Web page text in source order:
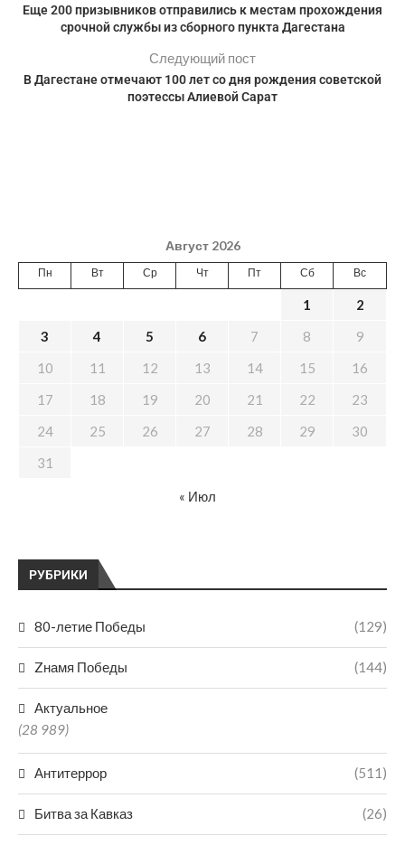
Еще 200 призывников отправились к местам прохождения
срочной службы из сборного пункта Дагестана
Следующий пост
В Дагестане отмечают 100 лет со дня рождения советской
поэтессы Алиевой Сарат
РУБРИКИ
80-летие Победы (129)
Zнамя Победы (144)
Актуальное
(28 989)
Антитеррор (511)
Битва за Кавказ (26)
Август 2026
Пн Вт Ср Чт Пт Сб Вс
1
2
3
4 5 6 7 8
9
10
11 12 13 14 15
16
17
18 19 20 21 22
23
24
25 26 27 28 29
30
31
« Июл